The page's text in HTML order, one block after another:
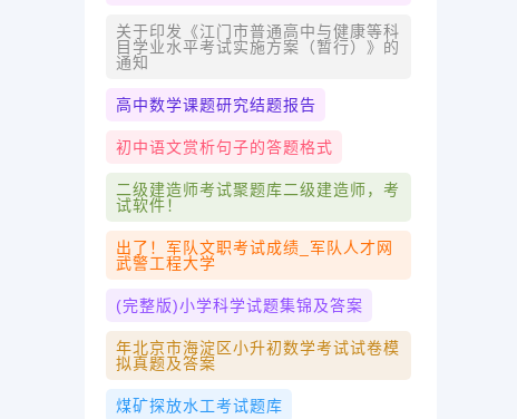
关于印发《江门市普通高中与健康等科
目学业水平考试实施方案（暂行）》的
通知
高中数学课题研究结题报告
初中语文赏析句子的答题格式
二级建造师考试聚题库二级建造师，考
试软件！
出了！军队文职考试成绩_军队人才网
武警工程大学
(完整版)小学科学试题集锦及答案
年北京市海淀区小升初数学考试试卷模
拟真题及答案
煤矿探放水工考试题库